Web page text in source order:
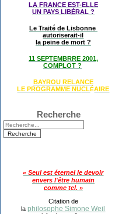
LA FRANCE EST-ELLE
UN PAYS LIBÉRAL ?
Le Traité de Lisbonne
autoriserait-il
la peine de mort ?
11 SEPTEMBRRE 2001,
COMPLOT ?
BAYROU RELANCE
LE PROGRAMME NUCLÉAIRE
Recherche
« Seul est éternel le devoir
envers l'être humain
comme tel. »
Citation de
laphilosophe Simone Weil